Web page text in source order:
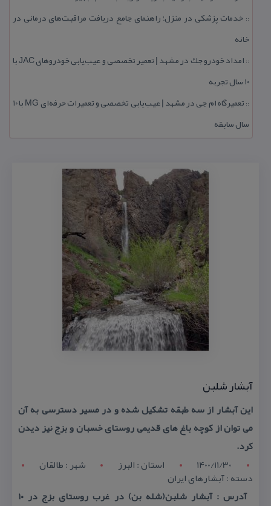
:: خدمات پزشكی در منزل؛ راهنمای جامع دریافت مراقبت‌های درمانی در
خانه
::
امداد خودرو جك در مشهد | تعمیر تخصصی و عیب‌یابی خودروهای JAC با
۱۰ سال تجربه
::
تعمیرگاه ام جی در مشهد | عیب‌یابی تخصصی و تعمیرات حرفه‌ای MG با ۱۰
سال سابقه
آبشار شلبن
این آبشار از سه طبقه تشكیل شده و در مسیر دسترسی به آن
می توان از كوچه باغ های قدیمی روستای خسبان و بزج نیز دیدن
كرد.
1400/11/30
استان : البرز شهر : طالقان
دسته : آبشارهای ایران
آدرس : آبشار شلبن(شله بن) در غرب روستای بزج در ۱۰